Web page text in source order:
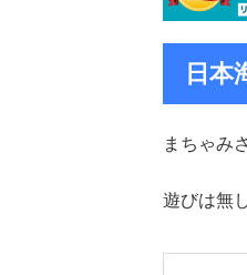
日
まちゃみ
遊びは無